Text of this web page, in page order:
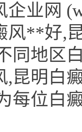
业网
风**好,
同地区
,昆明白
每位白